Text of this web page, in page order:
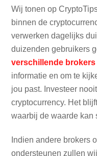
Wij tonen op
binnen de
verwerken dagelijks
duizenden gebruikers
verschillende
informatie en om te
jou past. Investeer
cryptocurrency. Het
waarbij de waarde kan
Indien andere brokers
ondersteunen zullen